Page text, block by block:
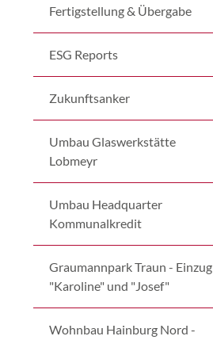
Fertigstellung & Übergabe
ESG Reports
Zukunftsanker
Umbau Glaswerkstätte
Lobmeyr
Umbau Headquarter
Kommunalkredit
Graumannpark Traun - Einzug
"Karoline" und "Josef"
Wohnbau Hainburg Nord -